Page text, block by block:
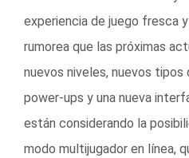
experiencia de juego fresca
rumorea que las próximas
nuevos niveles, nuevos tipos
power-ups y una nueva
están considerando la
modo multijugador en línea,